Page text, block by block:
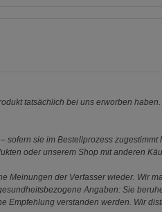
tatsächlich bei uns erworben
sie im Bestellprozess
oder unserem Shop mit anderen
der Verfasser wieder. Wir
Angaben: Sie
Empfehlung verstanden werden. Wir